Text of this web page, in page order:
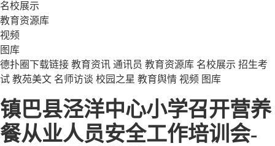
名校展示
教育资源库
视频
图库
德扑圈下载链接 教育资讯 通讯员 教育资源库 名校展示 招生考
试 教苑美文 名师访谈 校园之星 教育舆情 视频 图库
镇巴县泾洋中心小学召开营养
餐从业人员安全工作培训会-